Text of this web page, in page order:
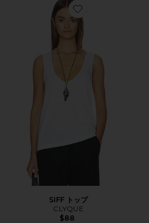
Favorite SIFF トップ
SIFF トップ
CLYQUE
$88